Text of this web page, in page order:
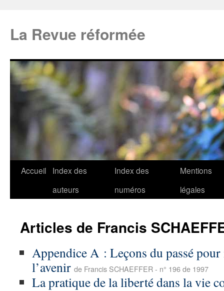
La Revue réformée
Accueil
Index des
auteurs
Index des
numéros
Mentions
légales
Articles de Francis
Appendice A : Leçons du passé
l’avenir de Francis SCHAEFFER - n° 196 de 1997
La pratique de la liberté dans la vie